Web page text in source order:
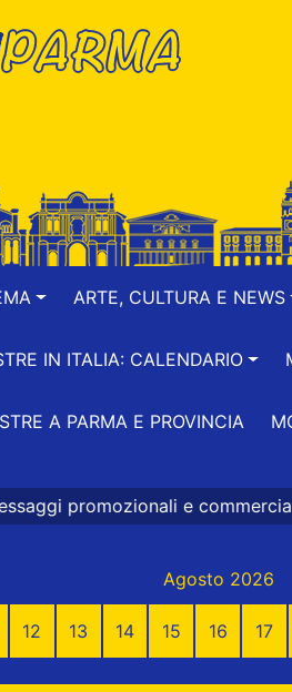
ARTE, CULTURA E NEWS
IN ITALIA: CALENDARIO
A PARMA E PROVINCIA
Agosto 2026
12 13 14 15 16 17